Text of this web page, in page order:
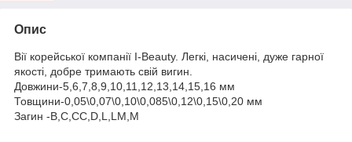
Опис
Вії корейської компанії I-Beauty. Легкі, насичені, дуже гарної
якості, добре тримають свій вигин.
Довжини-5,6,7,8,9,10,11,12,13,14,15,16 мм
Товщини-0,05\0,07\0,10\0,085\0,12\0,15\0,20 мм
Загин -В,С,СС,D,L,LM,M